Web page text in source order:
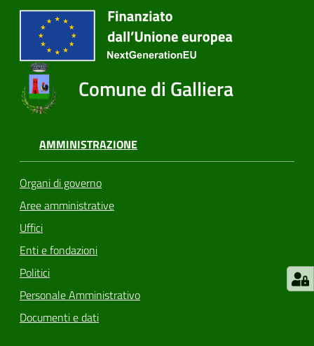
Comune di Galliera
AMMINISTRAZIONE
Organi di governo
Aree amministrative
Uffici
Enti e fondazioni
Politici
Personale Amministrativo
Documenti e dati